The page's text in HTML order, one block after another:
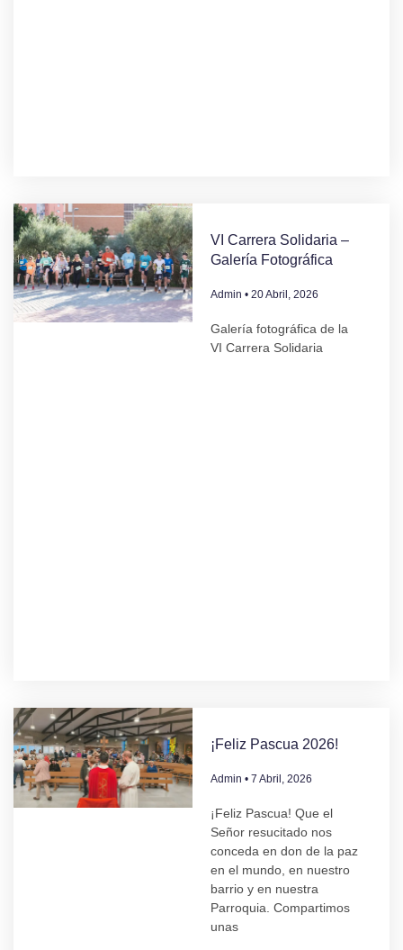
VI Carrera Solidaria –
Galería Fotográfica
Admin 20 Abril, 2026
Galería fotográfica de la
VI Carrera Solidaria
¡Feliz Pascua 2026!
Admin 7 Abril, 2026
¡Feliz Pascua! Que el
Señor resucitado nos
conceda en don de la paz
en el mundo, en nuestro
barrio y en nuestra
Parroquia. Compartimos
unas